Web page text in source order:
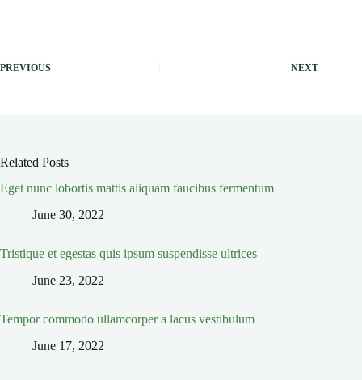
PREVIOUS NEXT
Related Posts
Eget nunc lobortis mattis aliquam faucibus fermentum
June 30, 2022
Tristique et egestas quis ipsum suspendisse ultrices
June 23, 2022
Tempor commodo ullamcorper a lacus vestibulum
June 17, 2022